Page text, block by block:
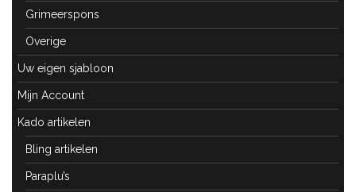
Grimeerspons
Overige
Uw eigen sjabloon
Mijn Account
Kado artikelen
Bling artikelen
Paraplu’s